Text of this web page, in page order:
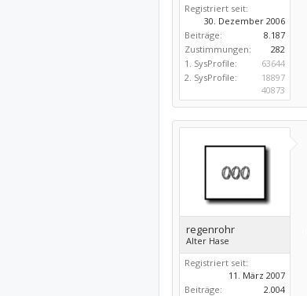
Registriert seit:
30. Dezember 2006
Beiträge:
8.187
Zustimmungen:
282
1. SysProfile:
63644
2. SysProfile:
18897
40873
regenrohr
Alter Hase
Registriert seit:
11. März 2007
Beiträge:
2.004